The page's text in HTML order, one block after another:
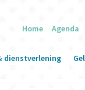
Home Agenda
dienstverlening